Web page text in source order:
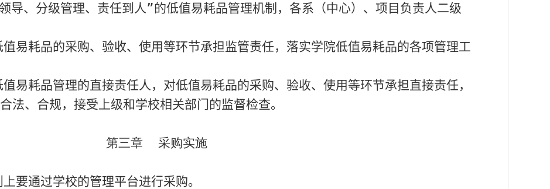
、分级管理、责任到人”的低值易耗品管理机制，各系（中心）、项目负责人二级
耗品的采购、验收、使用等环节承担监管责任，落实学院低值易耗品的各项管理工
耗品管理的直接责任人，对低值易耗品的采购、验收、使用等环节承担直接责任，
法、合规，接受上级和学校相关部门的监督检查。
第三章 采购实施
通过学校的管理平台进行采购。